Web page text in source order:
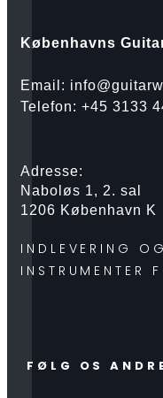
Københavns
Email:
Telefon: +45 3133
Adresse:
Naboløs 1, 2. sal
1206 København K
INDLEVERING
INSTRUMENTER
FØLG OS